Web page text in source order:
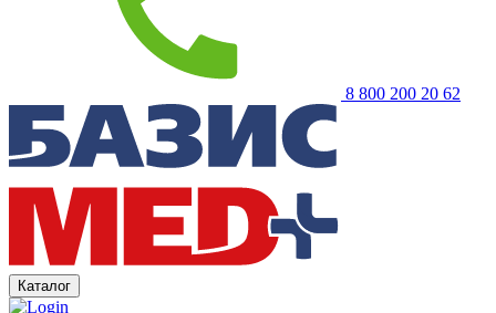
8 800 200 20 62
Каталог